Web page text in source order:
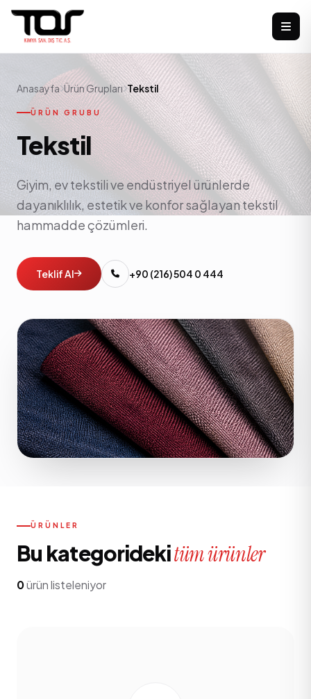
Anasayfa Ürün Grupları Tekstil
ÜRÜN GRUBU
Tekstil
Giyim, ev tekstili ve endüstriyel ürünlerde
dayanıklılık, estetik ve konfor sağlayan tekstil
hammadde çözümleri.
Teklif Al +90 (216) 504 0 444
ÜRÜNLER
Bu kategoridekitüm ürünler
0ürün listeleniyor